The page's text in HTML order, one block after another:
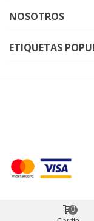
NOSOTROS
ETIQUETAS
0